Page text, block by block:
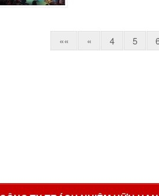
«« « 4 5